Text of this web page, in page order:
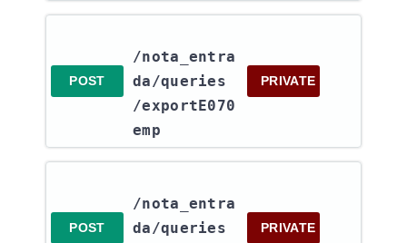
POST
/nota_entra
da​/queries​
/exportE070
emp
PRIVATE
POST
/nota_entra
da​/queries​
PRIVATE